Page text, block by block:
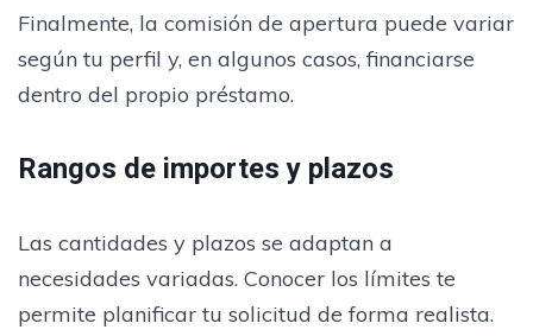
Finalmente, la comisión de apertura puede variar
según tu perfil y, en algunos casos, financiarse
dentro del propio préstamo.
Rangos de importes y plazos
Las cantidades y plazos se adaptan a
necesidades variadas. Conocer los límites te
permite planificar tu solicitud de forma realista.